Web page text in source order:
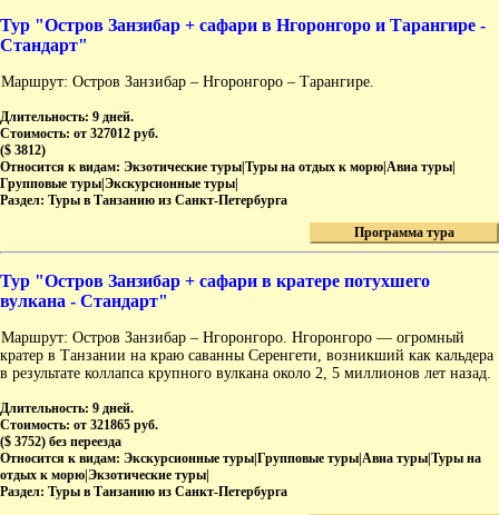
Тур "Остров Занзибар + сафари в Нгоронгоро и Тарангире -
Стандарт"
Маршрут: Остров Занзибар – Нгоронгоро – Тарангире.
Длительность: 9 дней.
Стоимость: от 327012 руб.
($ 3812)
Относится к видам: Экзотические туры|Туры на отдых к морю|Авиа туры|
Групповые туры|Экскурсионные туры|
Раздел: Туры в Танзанию из Санкт-Петербурга
Программа тура
Тур "Остров Занзибар + сафари в кратере потухшего
вулкана - Стандарт"
Маршрут: Остров Занзибар – Нгоронгоро. Нгоронгоро — огромный
кратер в Танзании на краю саванны Серенгети, возникший как кальдера
в результате коллапса крупного вулкана около 2, 5 миллионов лет назад.
Длительность: 9 дней.
Стоимость: от 321865 руб.
($ 3752) без переезда
Относится к видам: Экскурсионные туры|Групповые туры|Авиа туры|Туры на
отдых к морю|Экзотические туры|
Раздел: Туры в Танзанию из Санкт-Петербурга